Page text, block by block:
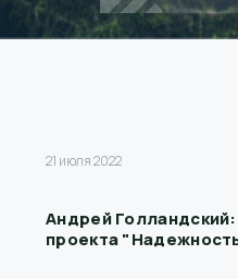
21 июля 2022
Андрей
проекта